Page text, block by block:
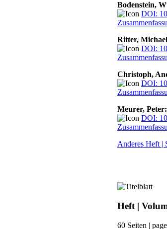
Bodenstein,
DOI:
Ritter,
DOI:
Christoph,
DOI:
Meurer, Peter:
DOI:
Anderes Heft |
Heft |
60 Seiten |